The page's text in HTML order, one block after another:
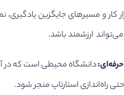
کار و مسیرهای جایگزین
ارزشمند باشد.
دانشگاه محیطی است که در
راه‌اندازی استارتاپ منجر شود.